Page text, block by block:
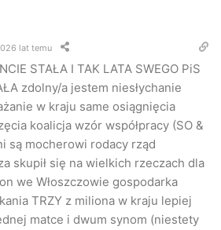
lat temu
STAŁA I TAK LATA SWEGO PiS
zdolny/a jestem niesłychanie
w kraju same osiągnięcia
koalicja wzór współpracy (SO &
są mocherowi rodacy rząd
skupił się na wielkich rzeczach dla
we Włoszczowie gospodarka
TRZY z miliona w kraju lepiej
matce i dwum synom (niestety